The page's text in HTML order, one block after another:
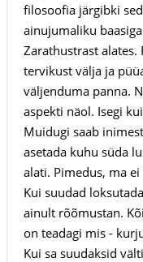
filosoofia järgibki
ainujumaliku
Zarathustrast
tervikust välja ja
väljenduma panna.
aspekti näol. Isegi
Muidugi saab
asetada kuhu süda
alati. Pimedus, ma
Kui suudad
ainult rõõmustan.
on teadagi mis -
Kui sa suudaksid